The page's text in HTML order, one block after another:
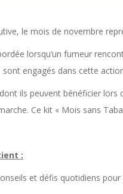
le mois de novembre
lorsqu’un fumeur
engagés dans cette
ils peuvent bénéficier
Ce kit « Mois sans
:
et défis quotidiens